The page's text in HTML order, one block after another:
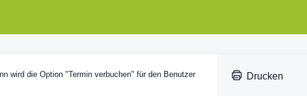
wird die Option "Termin verbuchen" für den Benutzer
Drucken